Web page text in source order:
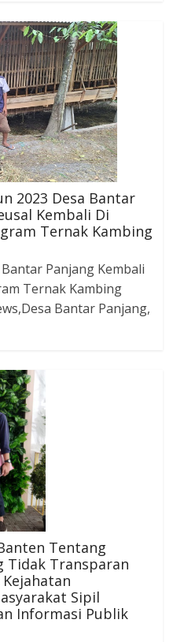
2023 Desa Bantar
Kembali Di
Ternak Kambing
Panjang Kembali
Ternak Kambing
Bantar Panjang,
Tentang
Tidak Transparan
Sipil
Informasi Publik